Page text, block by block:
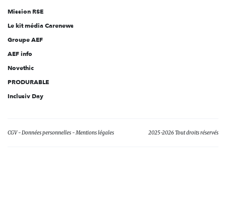
Mission RSE
Le kit média Carenews
Groupe AEF
AEF info
Novethic
PRODURABLE
Inclusiv Day
CGV Données personnelles Mentions légales 2025-2026 Tout droits réservés